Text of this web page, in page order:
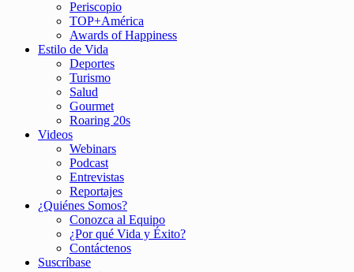
Periscopio
TOP+América
Awards of Happiness
Estilo de Vida
Deportes
Turismo
Salud
Gourmet
Roaring 20s
Videos
Webinars
Podcast
Entrevistas
Reportajes
¿Quiénes Somos?
Conozca al Equipo
¿Por qué Vida y Éxito?
Contáctenos
Suscríbase